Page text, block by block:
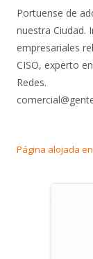
Portuense de
nuestra Ciudad.
empresariales
CISO, experto
Redes.
Página alojada